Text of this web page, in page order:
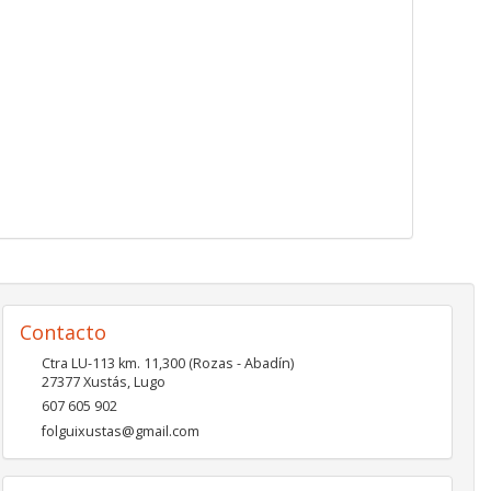
Contacto
Ctra LU-113 km. 11,300 (Rozas - Abadín)
27377Xustás,Lugo
607 605 902
folguixustas@gmail.com